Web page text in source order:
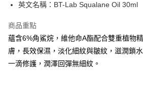
WeChat Pay
BoC Pay
送貨方式
順豐自助櫃 - 確認發貨後1-3個工作天送達
英文名稱：BT-Lab Squalane Oil 30ml
商品重點
蘊含6%角鯊烷，維他命A酯配合雙重植物
膚，長效保濕，淡化細紋與皺紋，滋潤鎖
一滴修護，潤澤回彈無細紋。